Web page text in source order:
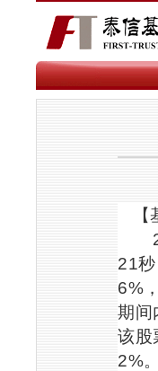
【
21
6%
期间
该股
2%。